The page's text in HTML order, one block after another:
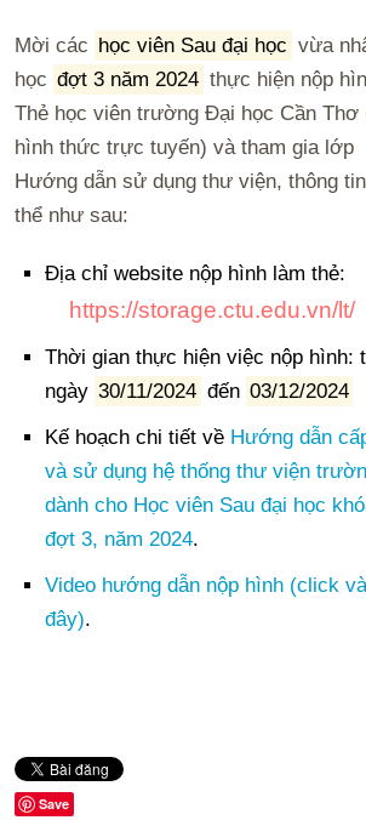
Mời các học viên Sau đại học vừa
học đợt 3 năm 2024 thực hiện nộp
Thẻ học viên trường Đại học Cần Thơ
hình thức trực tuyến) và tham gia lớp
Hướng dẫn sử dụng thư viện, thông
thể như sau:
Địa chỉ website nộp hình làm thẻ:
https://storage.ctu.edu.vn/lt/
Thời gian thực hiện việc nộp hình:
ngày 30/11/2024 đến 03/12/2024
Kế hoạch chi tiết về Hướng dẫn
và sử dụng hệ thống thư viện
dành cho Học viên Sau đại học
đợt 3, năm 2024.
Video hướng dẫn nộp hình (click
đây).
Save